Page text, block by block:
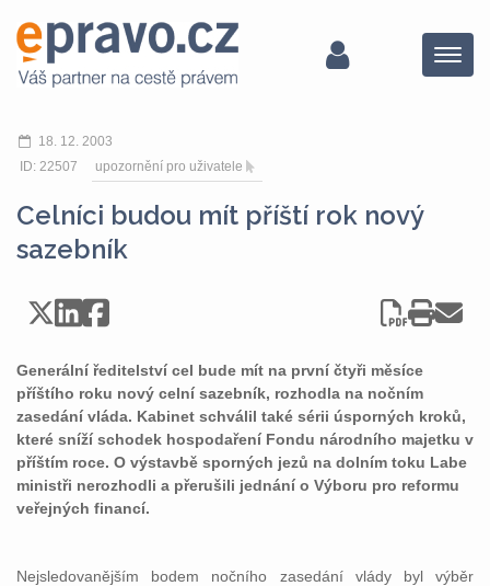
Menu
18. 12. 2003
ID: 22507
upozornění pro uživatele
Celníci budou mít příští rok nový
sazebník
Generální ředitelství cel bude mít na první čtyři měsíce
příštího roku nový celní sazebník, rozhodla na nočním
zasedání vláda. Kabinet schválil také sérii úsporných kroků,
které sníží schodek hospodaření Fondu národního majetku v
příštím roce. O výstavbě sporných jezů na dolním toku Labe
ministři nerozhodli a přerušili jednání o Výboru pro reformu
veřejných financí.
Nejsledovanějším bodem nočního zasedání vlády byl výběr